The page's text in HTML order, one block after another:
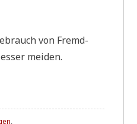
von Fremd­
meiden.
,